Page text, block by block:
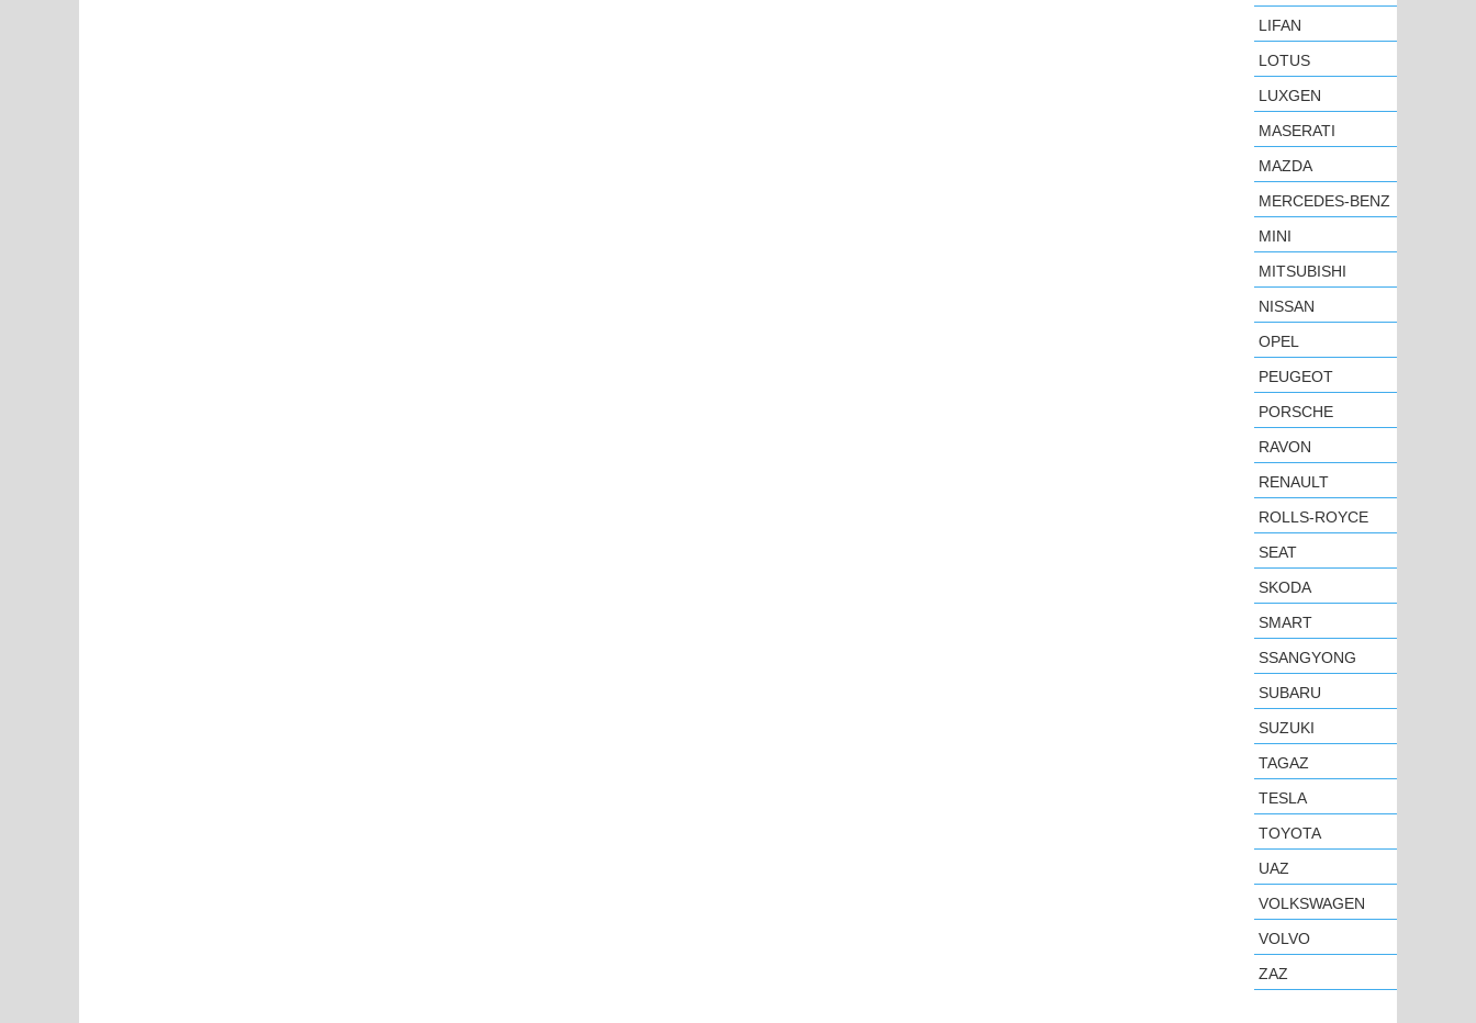
LIFAN
LOTUS
LUXGEN
MASERATI
MAZDA
MERCEDES-BENZ
MINI
MITSUBISHI
NISSAN
OPEL
PEUGEOT
PORSCHE
RAVON
RENAULT
ROLLS-ROYCE
SEAT
SKODA
SMART
SSANGYONG
SUBARU
SUZUKI
TAGAZ
TESLA
TOYOTA
UAZ
VOLKSWAGEN
VOLVO
ZAZ